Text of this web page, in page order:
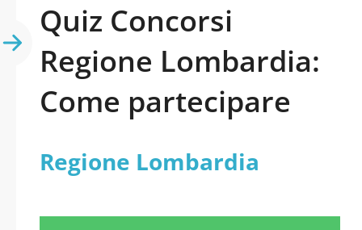
Quiz Concorsi
Regione Lombardia:
Come partecipare
Regione Lombardia